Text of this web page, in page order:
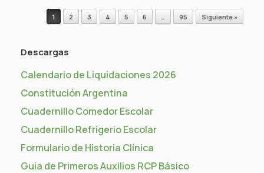
Navegador de artículos
1 2 3 4 5 6 … 95 Siguiente »
Descargas
Calendario de Liquidaciones 2026
Constitución Argentina
Cuadernillo Comedor Escolar
Cuadernillo Refrigerio Escolar
Formulario de Historia Clínica
Guia de Primeros Auxilios RCP Básico